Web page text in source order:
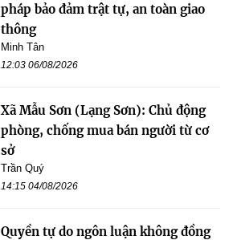
pháp bảo đảm trật tự, an toàn giao
thông
Minh Tân
12:03 06/08/2026
Xã Mẫu Sơn (Lạng Sơn): Chủ động
phòng, chống mua bán người từ cơ
sở
Trần Quý
14:15 04/08/2026
Quyền tự do ngôn luận không đồng